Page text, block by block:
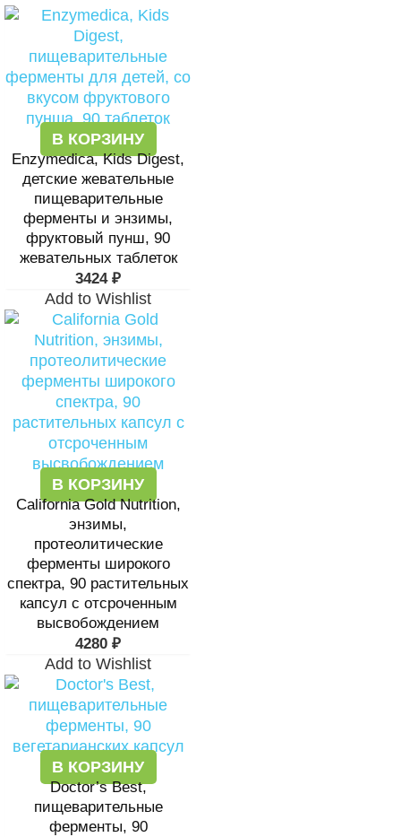
В КОРЗИНУ
Enzymedica, Kids Digest,
детские жевательные
пищеварительные
ферменты и энзимы,
фруктовый пунш, 90
жевательных таблеток
3424 ₽
Add to Wishlist
В КОРЗИНУ
California Gold Nutrition,
энзимы,
протеолитические
ферменты широкого
спектра, 90 растительных
капсул с отсроченным
высвобождением
4280 ₽
Add to Wishlist
В КОРЗИНУ
Doctor’s Best,
пищеварительные
ферменты, 90